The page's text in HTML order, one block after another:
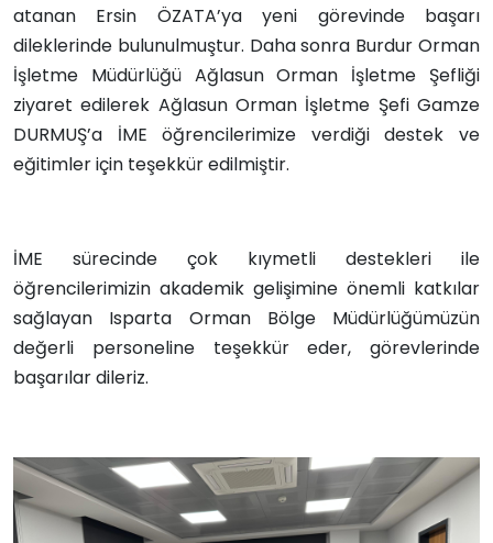
atanan Ersin ÖZATA’ya yeni görevinde başarı
dileklerinde bulunulmuştur. Daha sonra Burdur Orman
İşletme Müdürlüğü Ağlasun Orman İşletme Şefliği
ziyaret edilerek Ağlasun Orman İşletme Şefi Gamze
DURMUŞ’a İME öğrencilerimize verdiği destek ve
eğitimler için teşekkür edilmiştir.
İME sürecinde çok kıymetli destekleri ile
öğrencilerimizin akademik gelişimine önemli katkılar
sağlayan Isparta Orman Bölge Müdürlüğümüzün
değerli personeline teşekkür eder, görevlerinde
başarılar dileriz.